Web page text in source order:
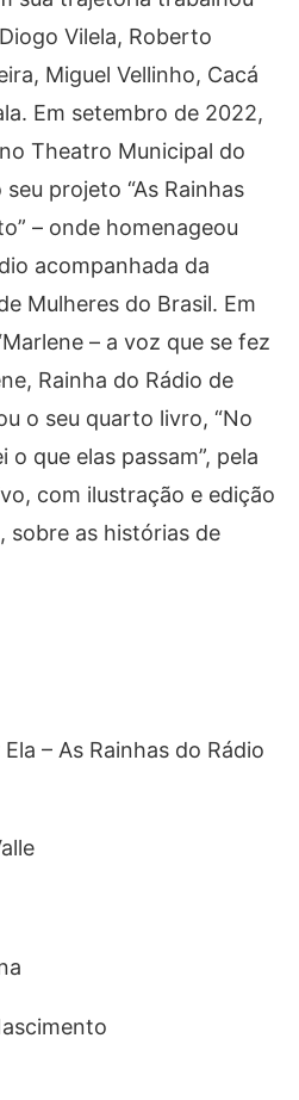
Vilela, Roberto
Miguel Vellinho, Cacá
Em setembro de 2022,
Theatro Municipal do
projeto “As Rainhas
– onde homenageou
acompanhada da
Mulheres do Brasil. Em
– a voz que se fez
Rainha do Rádio de
o seu quarto livro, “No
o que elas passam”, pela
com ilustração e edição
sobre as histórias de
– As Rainhas do Rádio